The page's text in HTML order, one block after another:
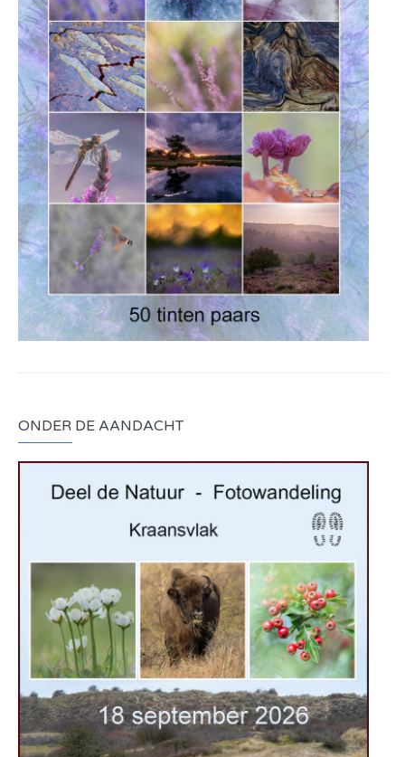
ONDER DE AANDACHT